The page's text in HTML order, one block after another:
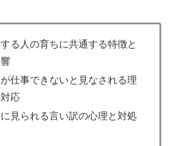
る人の育ちに共通する特徴と
仕事できないと見なされる理
応
見られる言い訳の心理と対処